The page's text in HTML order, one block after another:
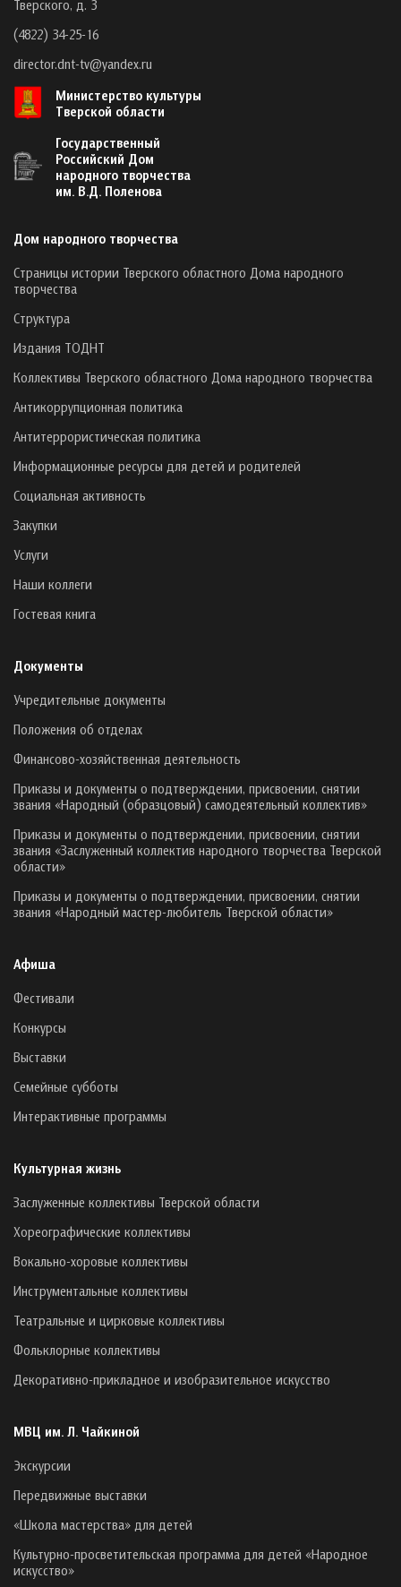
Тверского, д. 3
(4822) 34-25-16
director.dnt-tv@yandex.ru
Министерство культуры
Тверской области
Государственный
Российский Дом
народного творчества
им. В.Д. Поленова
Дом народного творчества
Страницы истории Тверского областного Дома народного
творчества
Структура
Издания ТОДНТ
Коллективы Тверского областного Дома народного творчества
Антикоррупционная политика
Антитеррористическая политика
Информационные ресурсы для детей и родителей
Социальная активность
Закупки
Услуги
Наши коллеги
Гостевая книга
Документы
Учредительные документы
Положения об отделах
Финансово-хозяйственная деятельность
Приказы и документы о подтверждении, присвоении, снятии
звания «Народный (образцовый) самодеятельный коллектив»
Приказы и документы о подтверждении, присвоении, снятии
звания «Заслуженный коллектив народного творчества Тверской
области»
Приказы и документы о подтверждении, присвоении, снятии
звания «Народный мастер-любитель Тверской области»
Афиша
Фестивали
Конкурсы
Выставки
Семейные субботы
Интерактивные программы
Культурная жизнь
Заслуженные коллективы Тверской области
Хореографические коллективы
Вокально-хоровые коллективы
Инструментальные коллективы
Театральные и цирковые коллективы
Фольклорные коллективы
Декоративно-прикладное и изобразительное искусство
МВЦ им. Л. Чайкиной
Экскурсии
Передвижные выставки
«Школа мастерства» для детей
Культурно-просветительская программа для детей «Народное
искусство»